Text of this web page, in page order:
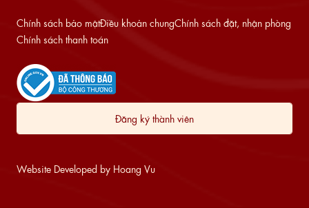
Chính sách bảo mậtĐiều khoản chungChính sách đặt, nhận phòng
Chính sách thanh toán
Đăng ký thành viên
Website Developed by Hoang Vu